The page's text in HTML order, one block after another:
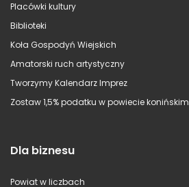
Placówki kultury
Biblioteki
Koła Gospodyń Wiejskich
Amatorski ruch artystyczny
Tworzymy Kalendarz Imprez
Zostaw 1,5% podatku w powiecie konińskim
Dla biznesu
Powiat w liczbach